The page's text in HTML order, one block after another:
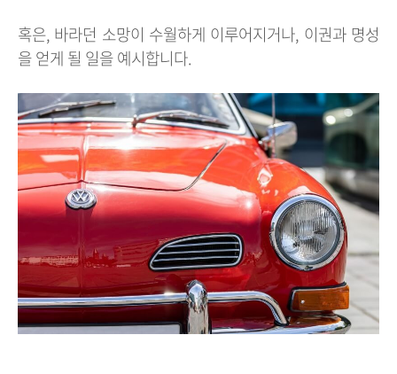
혹은, 바라던 소망이 수월하게 이루어지거나, 이권과 명성
을 얻게 될 일을 예시합니다.